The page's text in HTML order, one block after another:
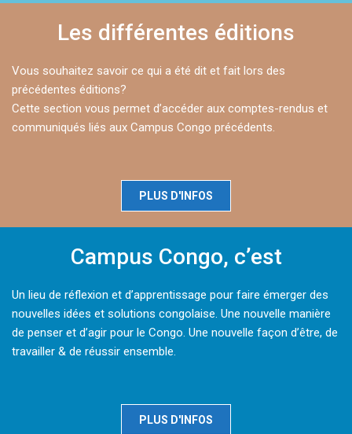
Les différentes éditions
Vous souhaitez savoir ce qui a été dit et fait lors des
précédentes éditions?
Cette section vous permet d’accéder aux comptes-rendus et
communiqués liés aux Campus Congo précédents.
PLUS D'INFOS
Campus Congo, c’est
Un lieu de réflexion et d’apprentissage pour faire émerger des
nouvelles idées et solutions congolaise. Une nouvelle manière
de penser et d’agir pour le Congo. Une nouvelle façon d’être, de
travailler & de réussir ensemble.
PLUS D'INFOS